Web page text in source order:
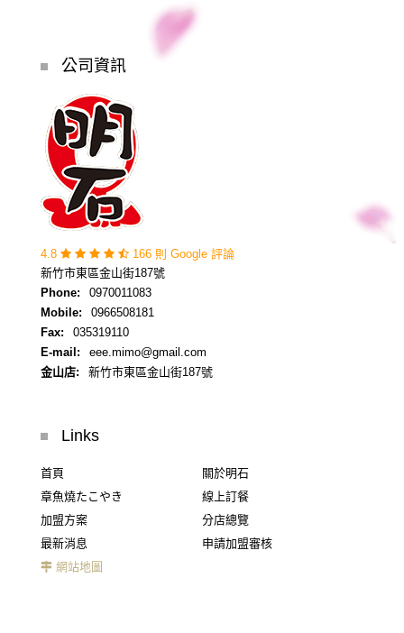
公司資訊
4.8
166 則 Google 評論
新竹市東區金山街187號
Phone:
0970011083
Mobile:
0966508181
Fax:
035319110
E-mail:
eee.mimo@gmail.com
金山店:
新竹市東區金山街187號
Links
首頁
關於明石
章魚燒たこやき
線上訂餐
加盟方案
分店總覽
最新消息
申請加盟審核
網站地圖